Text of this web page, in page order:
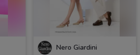
Nero Giardini